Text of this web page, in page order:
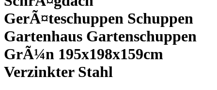
GerÃ¤teschuppen Schuppen
Gartenhaus Gartenschuppen
GrÃ¼n 195x198x159cm
Verzinkter Stahl